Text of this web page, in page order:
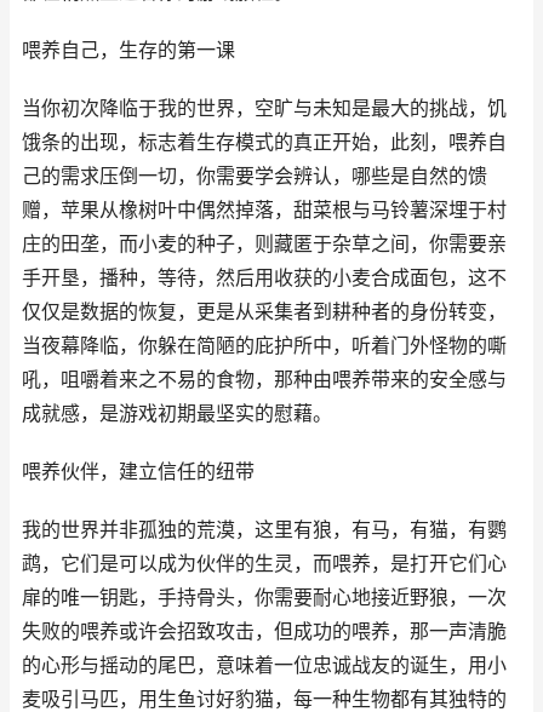
喂养自己，生存的第一课
当你初次降临于我的世界，空旷与未知是最大的挑战，饥
饿条的出现，标志着生存模式的真正开始，此刻，喂养自
己的需求压倒一切，你需要学会辨认，哪些是自然的馈
赠，苹果从橡树叶中偶然掉落，甜菜根与马铃薯深埋于村
庄的田垄，而小麦的种子，则藏匿于杂草之间，你需要亲
手开垦，播种，等待，然后用收获的小麦合成面包，这不
仅仅是数据的恢复，更是从采集者到耕种者的身份转变，
当夜幕降临，你躲在简陋的庇护所中，听着门外怪物的嘶
吼，咀嚼着来之不易的食物，那种由喂养带来的安全感与
成就感，是游戏初期最坚实的慰藉。
喂养伙伴，建立信任的纽带
我的世界并非孤独的荒漠，这里有狼，有马，有猫，有鹦
鹉，它们是可以成为伙伴的生灵，而喂养，是打开它们心
扉的唯一钥匙，手持骨头，你需要耐心地接近野狼，一次
失败的喂养或许会招致攻击，但成功的喂养，那一声清脆
的心形与摇动的尾巴，意味着一位忠诚战友的诞生，用小
麦吸引马匹，用生鱼讨好豹猫，每一种生物都有其独特的